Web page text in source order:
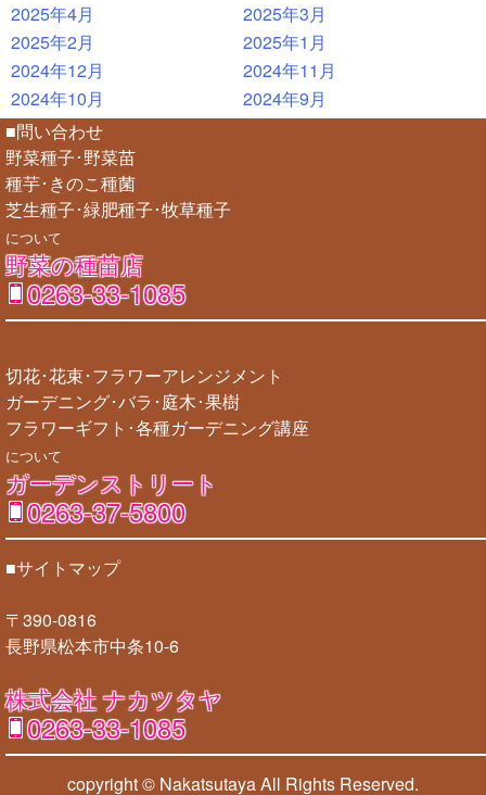
2025年4月
2025年3月
2025年2月
2025年1月
2024年12月
2024年11月
2024年10月
2024年9月
■問い合わせ
野菜種子･野菜苗
種芋･きのこ種菌
芝生種子･緑肥種子･牧草種子
について
野菜の種苗店
0263-33-1085
切花･花束･フラワーアレンジメント
ガーデニング･バラ･庭木･果樹
フラワーギフト･各種ガーデニング講座
について
ガーデンストリート
0263-37-5800
■サイトマップ
〒390-0816
長野県松本市中条10-6
株式会社 ナカツタヤ
0263-33-1085
copyright © NakatsutayaAll Rights Reserved.